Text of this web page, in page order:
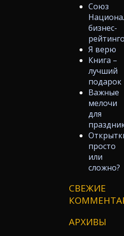
Союз
бизнес-
Я верю
Книга –
лучший
подарок
Важные
мелочи
для
просто
или
сложно?
СВЕЖИЕ
АРХИВЫ